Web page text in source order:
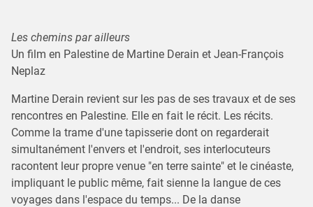
Les chemins par ailleurs
Un film en Palestine de Martine Derain et Jean-François
Neplaz
Martine Derain revient sur les pas de ses travaux et de ses
rencontres en Palestine. Elle en fait le récit. Les récits.
Comme la trame d'une tapisserie dont on regarderait
simultanément l'envers et l'endroit, ses interlocuteurs
racontent leur propre venue "en terre sainte" et le cinéaste,
impliquant le public même, fait sienne la langue de ces
voyages dans l'espace du temps... De la danse